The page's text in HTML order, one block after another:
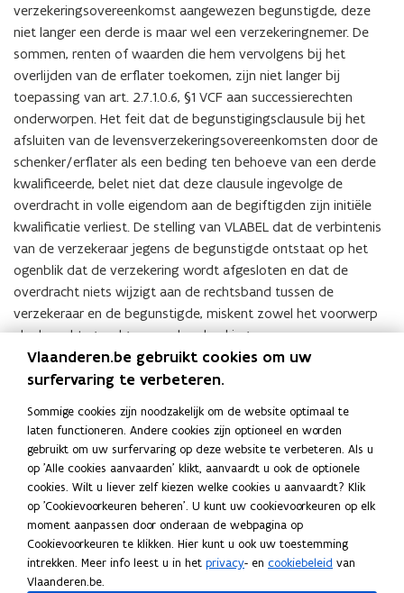
verzekeringsovereenkomst aangewezen begunstigde, deze
niet langer een derde is maar wel een verzekeringnemer. De
sommen, renten of waarden die hem vervolgens bij het
overlijden van de erflater toekomen, zijn niet langer bij
toepassing van art. 2.7.1.0.6, §1 VCF aan successierechten
onderworpen. Het feit dat de begunstigingsclausule bij het
afsluiten van de levensverzekeringsovereenkomsten door de
schenker/erflater als een beding ten behoeve van een derde
kwalificeerde, belet niet dat deze clausule ingevolge de
overdracht in volle eigendom aan de begiftigden zijn initiële
kwalificatie verliest. De stelling van VLABEL dat de verbintenis
van de verzekeraar jegens de begunstigde ontstaat op het
ogenblik dat de verzekering wordt afgesloten en dat de
overdracht niets wijzigt aan de rechtsband tussen de
verzekeraar en de begunstigde, miskent zowel het voorwerp
als de rechtsgevolgen van de schenking.
Arrest Hof van Cassatie dd. 21 april 2022 (C.20.0534. N)
Met het oordeel dat de verweerder op grond van het
vertrouwens- en rechtszekerheidsbeginsel, gerechtigd is op de
toepassing van de principes uiteengezet in het standpunt van
de federale administratie dat gold op het moment van het
testament en de schenking, geeft het arrest niet te kennen dat
het zich aansluit bij dat standpunt.
Het onderdeel mist feitelijke grondslag.
Verder is de motivering van dit cassatiearrest gelijkaardig aan
Vlaanderen.be gebruikt cookies om uw
surfervaring te verbeteren.
Sommige cookies zijn noodzakelijk om de website optimaal te
laten functioneren. Andere cookies zijn optioneel en worden
gebruikt om uw surfervaring op deze website te verbeteren. Als u
op 'Alle cookies aanvaarden' klikt, aanvaardt u ook de optionele
cookies. Wilt u liever zelf kiezen welke cookies u aanvaardt? Klik
op 'Cookievoorkeuren beheren'. U kunt uw cookievoorkeuren op elk
moment aanpassen door onderaan de webpagina op
Cookievoorkeuren te klikken. Hier kunt u ook uw toestemming
intrekken. Meer info leest u in het privacy- en cookiebeleid van
Vlaanderen.be.